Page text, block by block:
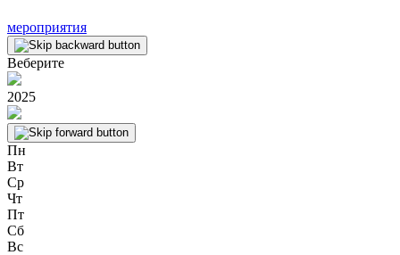
мероприятия
Веберите
2025
Пн
Вт
Ср
Чт
Пт
Сб
Вс